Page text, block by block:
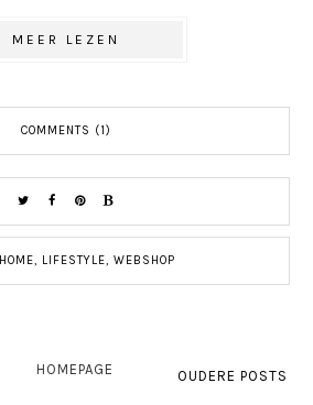
MEER LEZEN
COMMENTS (1)
HOME, LIFESTYLE, WEBSHOP
OUDERE POSTS
HOMEPAGE